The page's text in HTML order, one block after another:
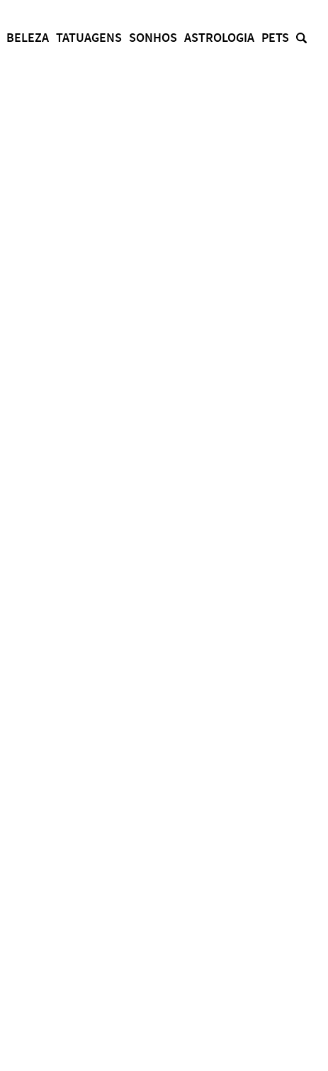
BELEZA TATUAGENS SONHOS ASTROLOGIA PETS